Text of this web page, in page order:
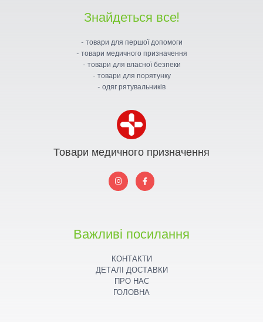
Знайдеться все!
- товари для першої допомоги
- товари медичного призначення
- товари для власної безпеки
- товари для порятунку
- одяг рятувальників
Товари медичного призначення
I
n
s
a
m
F
a
c
Важливі посилання
КОНТАКТИ
ДЕТАЛІ ДОСТАВКИ
ПРО НАС
ГОЛОВНА